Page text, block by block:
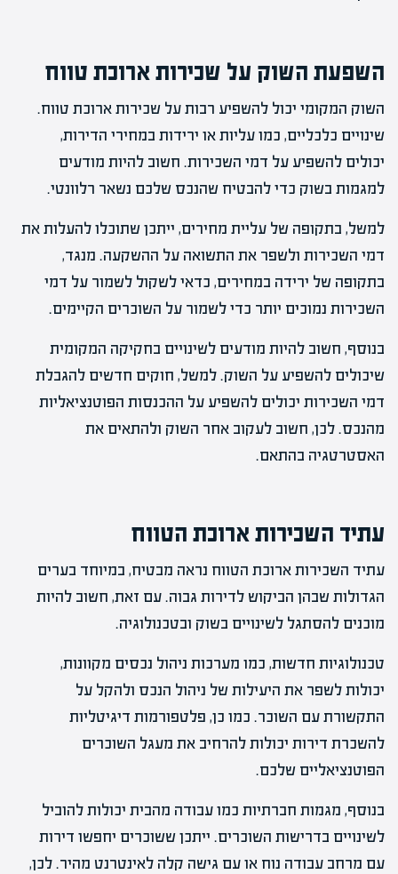
השפעת השוק על שכירות ארוכת טווח
השוק המקומי יכול להשפיע רבות על שכירות ארוכת טווח.
שינויים כלכליים, כמו עליות או ירידות במחירי הדירות,
יכולים להשפיע על דמי השכירות. חשוב להיות מודעים
למגמות בשוק כדי להבטיח שהנכס שלכם נשאר רלוונטי.
למשל, בתקופה של עליית מחירים, ייתכן שתוכלו להעלות את
דמי השכירות ולשפר את התשואה על ההשקעה. מנגד,
בתקופה של ירידה במחירים, כדאי לשקול לשמור על דמי
השכירות נמוכים יותר כדי לשמור על השוכרים הקיימים.
בנוסף, חשוב להיות מודעים לשינויים בחקיקה המקומית
שיכולים להשפיע על השוק. למשל, חוקים חדשים להגבלת
דמי השכירות יכולים להשפיע על ההכנסות הפוטנציאליות
מהנכס. לכן, חשוב לעקוב אחר השוק ולהתאים את
האסטרטגיה בהתאם.
עתיד השכירות ארוכת הטווח
עתיד השכירות ארוכת הטווח נראה מבטיח, במיוחד בערים
הגדולות שבהן הביקוש לדירות גבוה. עם זאת, חשוב להיות
מוכנים להסתגל לשינויים בשוק ובטכנולוגיה.
טכנולוגיות חדשות, כמו מערכות ניהול נכסים מקוונות,
יכולות לשפר את היעילות של ניהול הנכס ולהקל על
התקשורת עם השוכר. כמו כן, פלטפורמות דיגיטליות
להשכרת דירות יכולות להרחיב את מעגל השוכרים
הפוטנציאליים שלכם.
בנוסף, מגמות חברתיות כמו עבודה מהבית יכולות להוביל
לשינויים בדרישות השוכרים. ייתכן ששוכרים יחפשו דירות
עם מרחב עבודה נוח או עם גישה קלה לאינטרנט מהיר. לכן,